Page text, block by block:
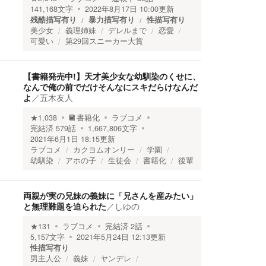
141,168文字 2022年8月17日 10:00更新
残酷描写有り
暴力描写有り
性描写有り
美少女
義理姉妹 デレルまで
恋愛
可愛い
第29回スニーカー大賞
【書籍発売中!】天才美少女な幼馴染のくせに、
なんで俺の前でだけそんなにスキだらけなんだ
よ ／五木友人
★1,038 書籍化
ラブコメ
完結済 579話 1,667,806文字
2021年6月1日 18:15更新
ラブコメ
カクヨムオンリー
学園
幼馴染
アホの子 生徒会 書籍化 後輩
両親が実の兄妹の義妹に「兄さんを産みたい」
と無理難題を迫られた／ しゆの
★131 ラブコメ 完結済 2話
5,157文字 2021年5月24日 12:13更新
性描写有り
男主人公
義妹
ヤンデレ